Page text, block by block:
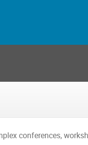
conferences,